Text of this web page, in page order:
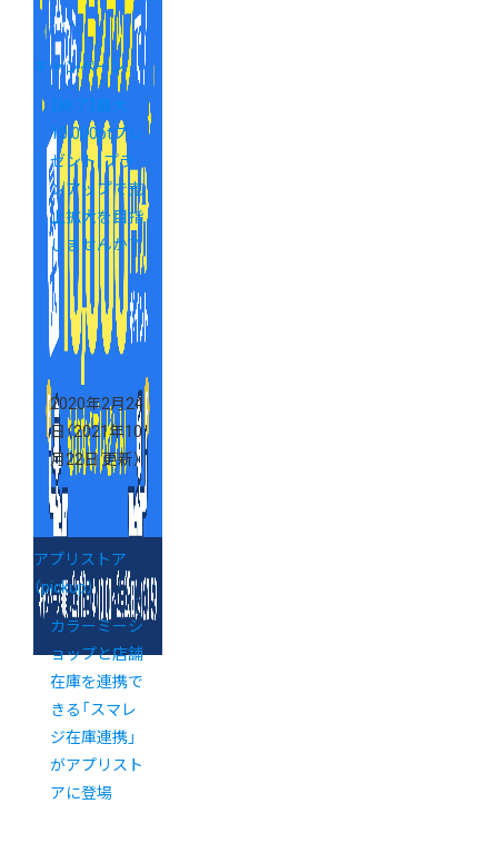
キャンペーン
【終了】最大
10,000ptプレ
ゼント！プラ
ンアップで売
上拡大を目指
しませんか？
2020年2月24
日 （2021年10
月22日 更新）
アプリストア
（pickup）
カラーミーシ
ョップと店舗
在庫を連携で
きる「スマレ
ジ在庫連携」
がアプリスト
アに登場